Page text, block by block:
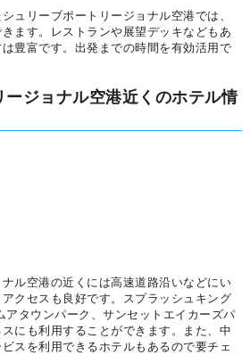
ュリーブポートリージョナル空港では、
ます。レストランや展望デッキなどもあ
豊富です。出発までの時間を有効活用で
ージョナル空港近くのホテル情
ル空港の近くには高速道路沿いなどにい
クセスも良好です。スプラッシュキング
アタウンパーク、サンセットエイカーズパ
にも利用することができます。また、中
スを利用できるホテルもあるので要チェ